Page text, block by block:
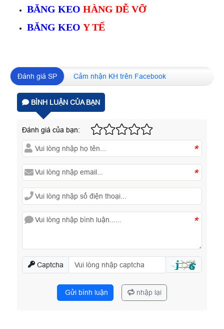
BĂNG KEO HÀNG DỄ VỠ
BĂNG KEO Y TẾ
Đánh giá SP Cảm nhận KH trên Facebook
BÌNH LUẬN CỦA BẠN
Đánh giá của bạn:
*
*
*
Captcha
Gửi bình luận nhập lại